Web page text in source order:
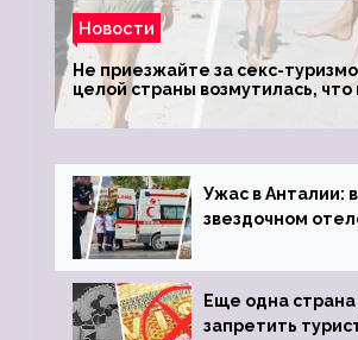
Новости
Не приезжайте за секс-
целой страны возмутилась,
туристки массово едут к ним,
обзавестись молодыми
Ужас в Анталии: в
звездочном
пистолета
Еще одна
запретить